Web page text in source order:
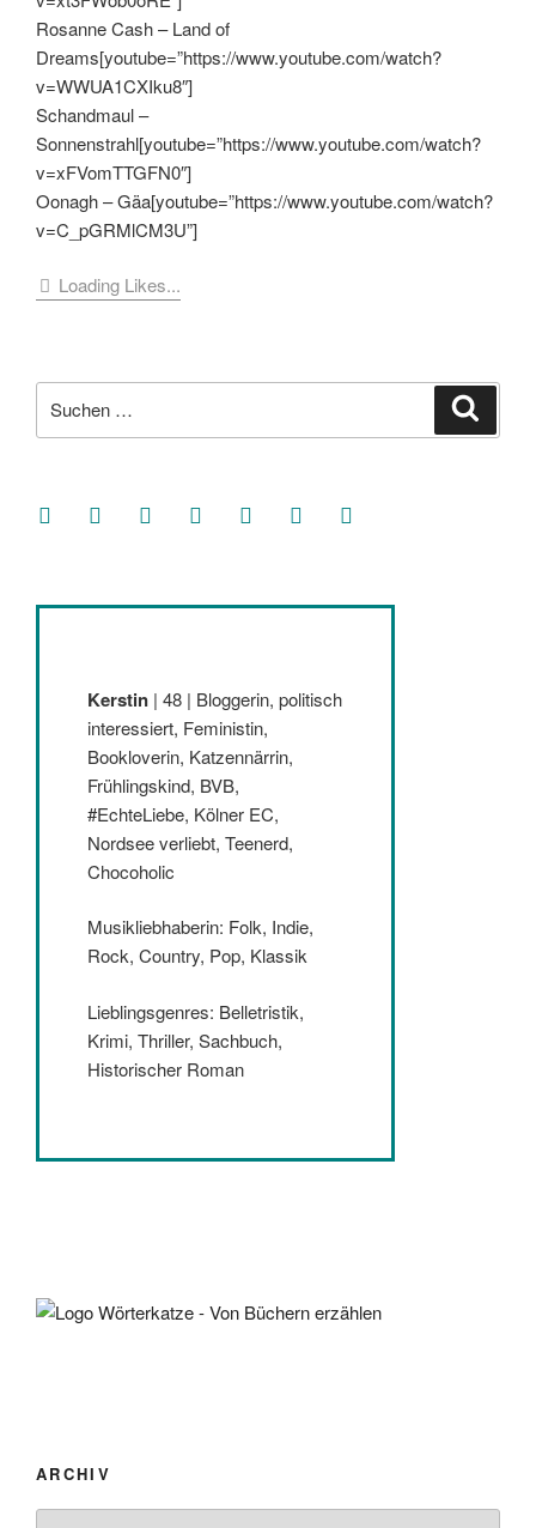
Rosanne Cash – Land of
Dreams[youtube=”https://www.youtube.com/watch?
v=WWUA1CXIku8″]
Schandmaul –
Sonnenstrahl[youtube=”https://www.youtube.com/watch?
v=xFVomTTGFN0″]
Oonagh – Gäa[youtube=”https://www.youtube.com/watch?
v=C_pGRMlCM3U”]
Loading Likes...
nach:
facebooksoundcloud
twitter mastodoninstagramthreads goodreads
Kerstin | 48 | Bloggerin, politisch
interessiert, Feministin,
Bookloverin, Katzennärrin,
Frühlingskind, BVB,
#EchteLiebe, Kölner EC,
Nordsee verliebt, Teenerd,
Chocoholic
Musikliebhaberin: Folk, Indie,
Rock, Country, Pop, Klassik
Lieblingsgenres: Belletristik,
Krimi, Thriller, Sachbuch,
Historischer Roman
ARCHIV